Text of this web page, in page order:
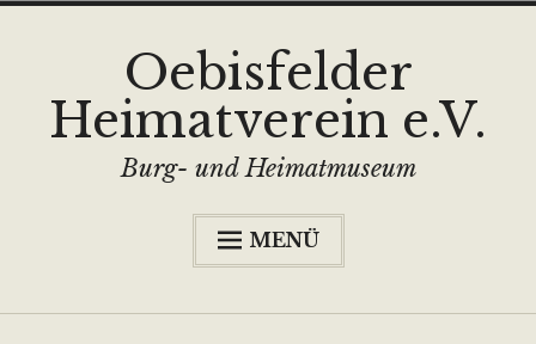
springen
Oebisfelder
Heimatverein e.V.
Burg- und Heimatmuseum
MENÜ